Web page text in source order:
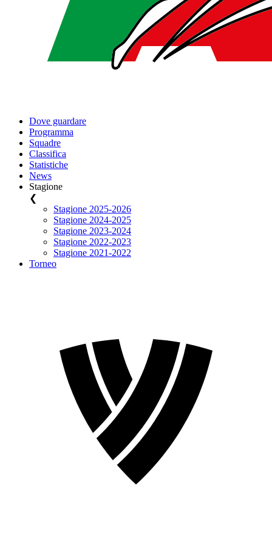
Dove guardare
Programma
Squadre
Classifica
Statistiche
News
Stagione
❮
Stagione 2025-2026
Stagione 2024-2025
Stagione 2023-2024
Stagione 2022-2023
Stagione 2021-2022
Torneo